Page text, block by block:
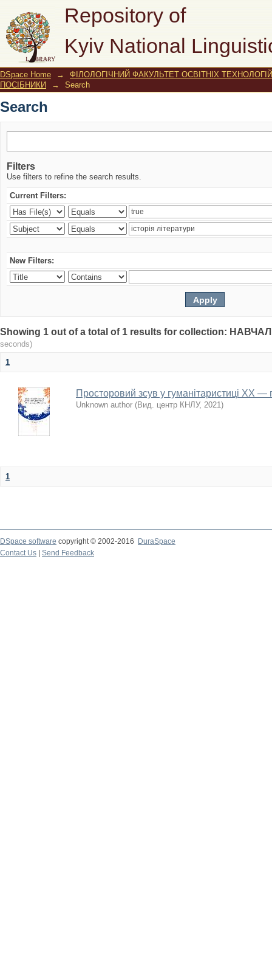
Repository of
Kyiv National
Search
DSpace Home →
ФІЛОЛОГІЧНИЙ ФАКУЛЬТЕТ ОСВІТНІХ ТЕХНОЛОГІЙ
ПОСІБНИКИ
→ Search
Search
Filters
Use filters to refine the search results.
Current Filters:
New Filters:
Showing 1 out of a total of 1 results for collection:
seconds)
1
Просторовий зсув у гуманітаристиці ХХ —
Unknown author (Вид. центр КНЛУ, 2021)
1
DSpace software copyright © 2002-2016
DuraSpace
Contact Us
Send Feedback